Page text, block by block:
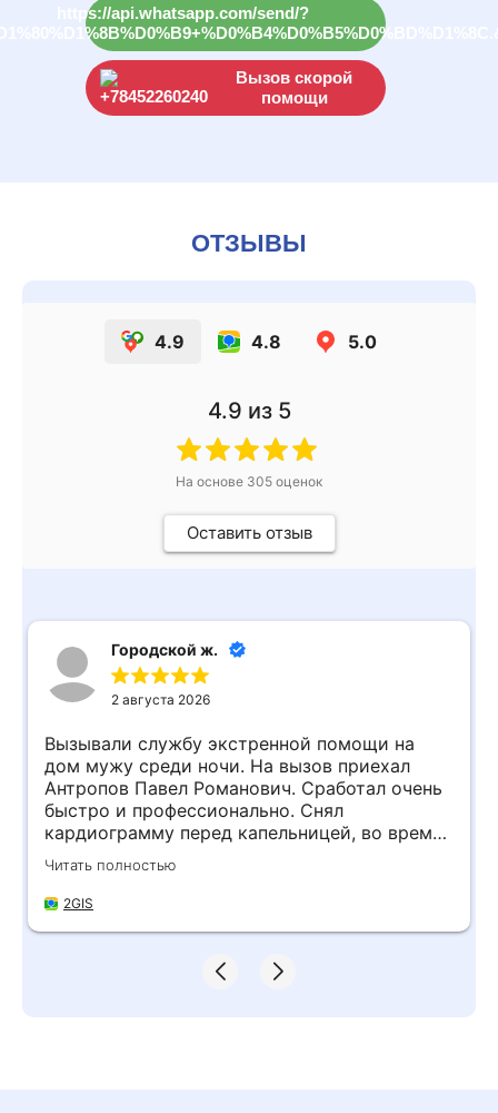
Вызов скорой
помощи
ОТЗЫВЫ
4.9 4.8 5.0
4.9 из 5
На основе 305 оценок
Оставить отзыв
Городской ж.
2 августа 2026
Вызывали службу экстренной помощи на
дом мужу среди ночи. На вызов приехал
Антропов Павел Романович. Сработал очень
быстро и профессионально. Снял
кардиограмму перед капельницей, во время
процедуры не отходил от мужа, пока тому не
стало легче. Огромное человеческое спасибо
за ваш труд!
Читать полностью
2GIS